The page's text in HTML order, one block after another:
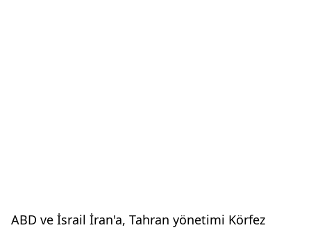
ABD ve İsrail İran'a, Tahran yönetimi Körfez